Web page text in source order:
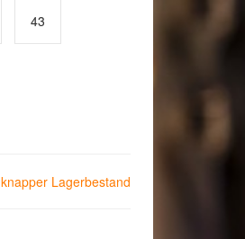
43
knapper Lagerbestand